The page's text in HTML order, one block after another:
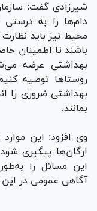
شیرزادی گفت:
دام‌ها را به
محیط نیز باید
باشند تا اطمینان
بهداشتی عرضه
روستا‌ها توصیه
بهداشتی ضروری را
بمانند.
وی افزود: این
ارگان‌ها پیگیری
این مسائل را
آگاهی عمومی در این